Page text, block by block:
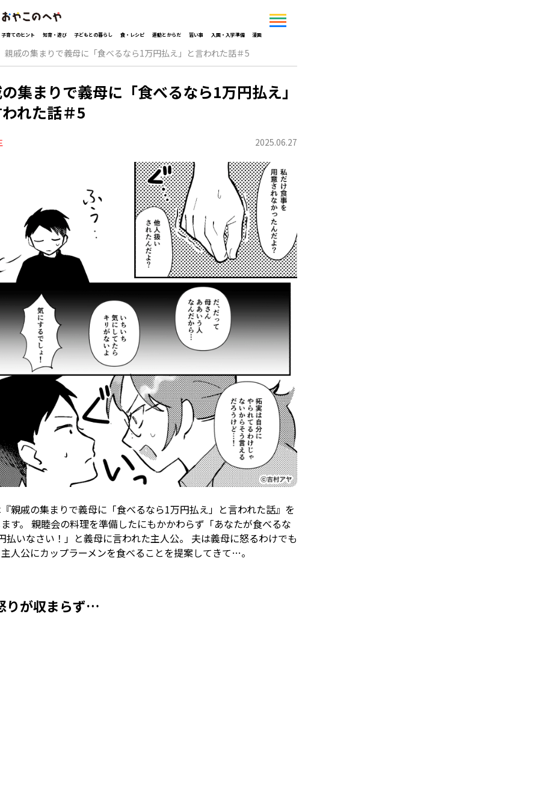
子育てのヒント 知育・遊び 子どもとの暮らし 食・レシピ 運動とからだ 習い事 入園・入学準備 漫画
親戚の集まりで義母に「食べるなら1万円払え」と言われた話＃5
集まりで義母に「食べるなら1万円払え」
れた話＃5
2025.06.27
親戚の集まりで義母に「食べるなら1万円払え」と言われた話』を
す。 親睦会の料理を準備したにもかかわらず「あなたが食べるな
払いなさい！」と義母に言われた主人公。 夫は義母に怒るわけでも
人公にカップラーメンを食べることを提案してきて…。
りが収まらず…